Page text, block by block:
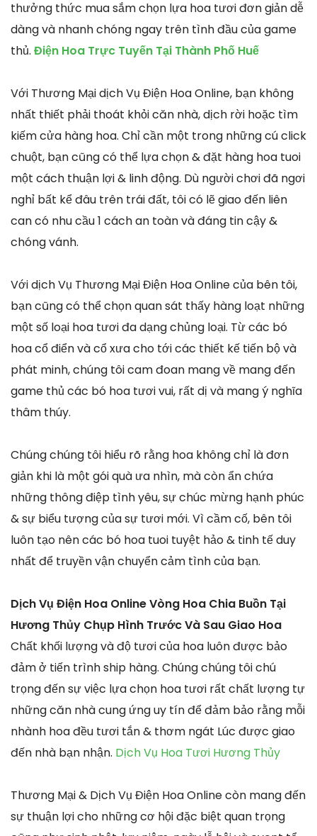
thưởng thức mua sắm chọn lựa hoa tươi đơn giản dễ
dàng và nhanh chóng ngay trên tình đầu của game
thủ. Điện Hoa Trực Tuyến Tại Thành Phố Huế
Với Thương Mại dịch Vụ Điện Hoa Online, bạn không
nhất thiết phải thoát khỏi căn nhà, dịch rời hoặc tìm
kiếm cửa hàng hoa. Chỉ cần một trong những cú click
chuột, bạn cũng có thể lựa chọn & đặt hàng hoa tuoi
một cách thuận lợi & linh động. Dù người chơi đã ngơi
nghỉ bất kể đâu trên trái đất, tôi có lẽ giao đến liên
can có nhu cầu 1 cách an toàn và đáng tin cậy &
chóng vánh.
Với dịch Vụ Thương Mại Điện Hoa Online của bên tôi,
bạn cũng có thể chọn quan sát thấy hàng loạt những
một số loại hoa tươi đa dạng chủng loại. Từ các bó
hoa cổ điển và cổ xưa cho tới các thiết kế tiến bộ và
phát minh, chúng tôi cam đoan mang về mang đến
game thủ các bó hoa tươi vui, rất dị và mang ý nghĩa
thâm thúy.
Chúng chúng tôi hiểu rõ rằng hoa không chỉ là đơn
giản khi là một gói quà ưa nhìn, mà còn ẩn chứa
những thông điệp tình yêu, sự chúc mừng hạnh phúc
& sự biểu tượng của sự tươi mới. Vì cầm cố, bên tôi
luôn tạo nên các bó hoa tuoi tuyệt hảo & tinh tế duy
nhất để truyền vận chuyển cảm tình của bạn.
Dịch Vụ Điện Hoa Online Vòng Hoa Chia Buồn Tại
Hương Thủy Chụp Hình Trước Và Sau Giao Hoa
Chất khối lượng và độ tươi của hoa luôn được bảo
đảm ở tiến trình ship hàng. Chúng chúng tôi chú
trọng đến sự việc lựa chọn hoa tươi rất chất lượng tự
những căn nhà cung ứng uy tín để đảm bảo rằng mỗi
nhành hoa đều tươi tắn & thơm ngát Lúc được giao
đến nhà bạn nhận. Dịch Vụ Hoa Tươi Hương Thủy
Thương Mại & Dịch Vụ Điện Hoa Online còn mang đến
sự thuận lợi cho những cơ hội đặc biệt quan trọng